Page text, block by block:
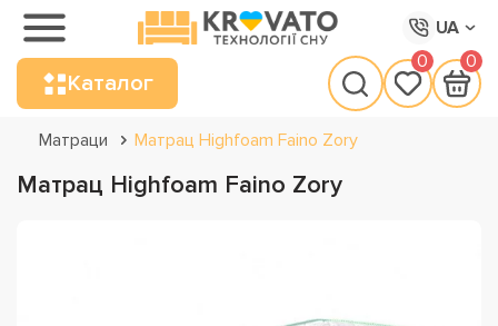
UA
Каталог
0 0
Матраци Матрац Highfoam Faino Zory
Матрац Highfoam Faino Zory